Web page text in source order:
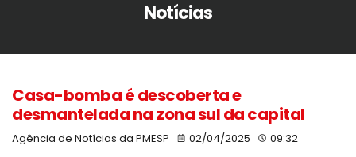
Notícias
Casa-bomba é descoberta e
desmantelada na zona sul da capital
Agência de Notícias da PMESP 02/04/2025 09:32